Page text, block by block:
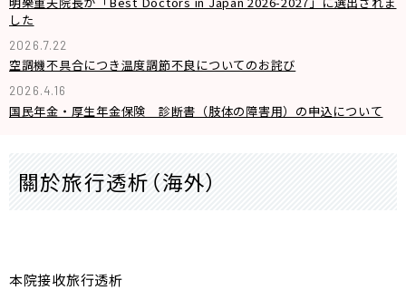
入院・面会
診療科・専門センター
した
2026.7.22
空調機不具合につき温度調節不良についてのお詫び
2026.4.16
国民年金・厚生年金保険 診断書（肢体の障害用）の申込について
關於旅行透析（海外）
本院接收旅行透析